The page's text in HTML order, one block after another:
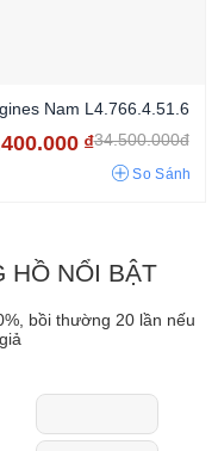
Nam L4.766.4.51.6
₫34.500.000đ
So Sánh
HỒ NỔI BẬT
bồi thường 20 lần nếu